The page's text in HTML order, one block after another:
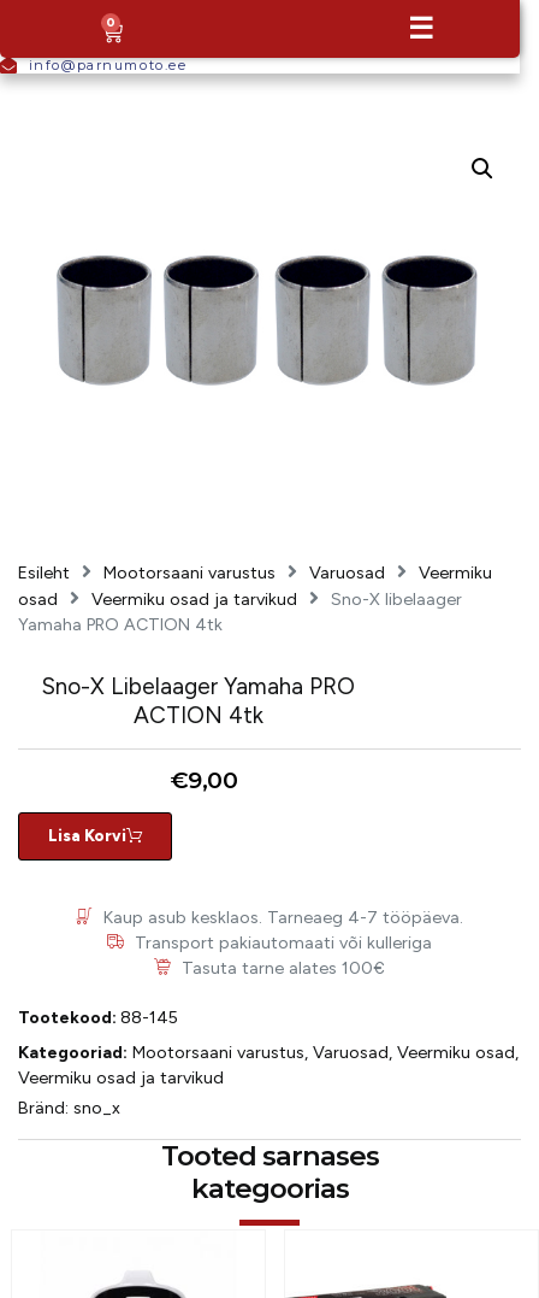
info@parnumoto.ee
0 ☰
Esileht Mootorsaani varustus Varuosad
Veermiku
osad
Veermiku osad ja tarvikud
Sno-X libelaager
Yamaha PRO ACTION 4tk
Sno-X Libelaager Yamaha PRO
ACTION 4tk
€9,00
Lisa Korvi
Kaup asub kesklaos. Tarneaeg 4-7 tööpäeva.
Transport pakiautomaati või kulleriga
Tasuta tarne alates 100€
Tootekood: 88-145
Kategooriad: Mootorsaani varustus, Varuosad, Veermiku osad,
Veermiku osad ja tarvikud
Bränd: sno_x
Tooted sarnases
kategoorias